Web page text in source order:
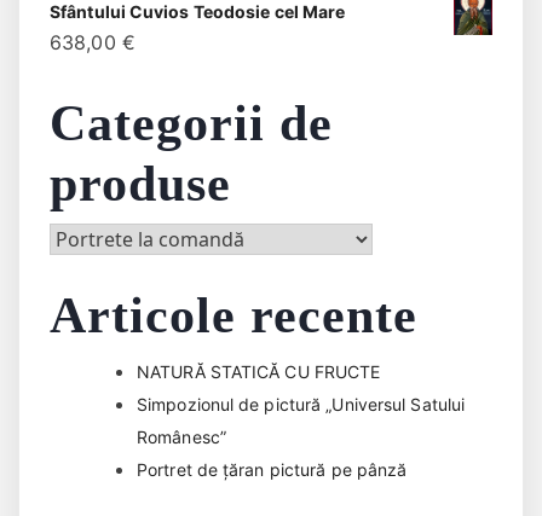
Sfântului Cuvios Teodosie cel Mare
638,00 €
Categorii de
produse
Articole recente
NATURĂ STATICĂ CU FRUCTE
Simpozionul de pictură „Universul Satului
Românesc”
Portret de țăran pictură pe pânză